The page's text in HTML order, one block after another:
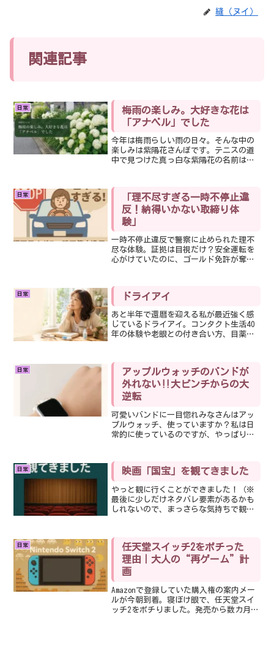
m
縫（ヌイ）
関連記事
日常
梅雨の楽しみ。大好きな花は
「アナベル」でした
今年は梅雨らしい雨の日々。そんな中の
楽しみは紫陽花さんぽです。テニスの道
中で見つけた真っ白な紫陽花の名前は
す。
日常
「理不尽すぎる一時不停止違
反！納得いかない取締り体
験」
一時不停止違反で警察に止められた理不
尽な体験。証拠は目視だけ？安全運転を
心がけていたのに、ゴールド免許が奪わ
日常 ドライアイ
あと半年で還暦を迎える私が最近強く感
じているドライアイ。コンタクト生活40
年の体験や老眼との付き合い方、目薬や
日常
アップルウォッチのバンドが
外れない‼︎大ピンチからの大
逆転
可愛いバンドに一目惚れみなさんはアッ
プルウォッチ、使っていますか？私は日
常的に使っているのですが、やっぱり女
付いていないので、別途購入が必要です
よね。ネットで探すと本当...
日常 映画「国宝」を観てきました
やっと観に行くことができました！（※
最後に少しだけネタバレ要素があるかも
しれないので、まっさらな気持ちで観た
り興味がなかったのですが…・番宣での
期待感・主演の吉沢亮さんと横...
日常
任天堂スイッチ2をポチった
理由｜大人の“再ゲーム”計
画
Amazonで登録していた購入権の案内メー
ルが今朝到着。寝ぼけ眼で、任天堂スイ
ッチ2をポチりました。発売から数カ月、